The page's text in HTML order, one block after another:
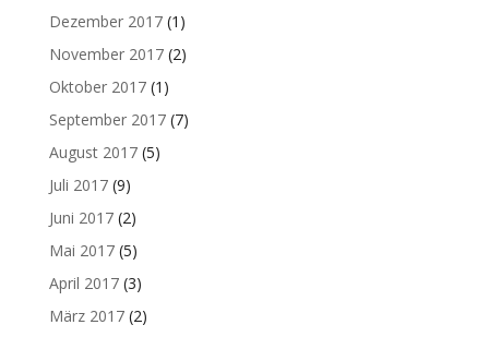
Dezember 2017(1)
November 2017(2)
Oktober 2017(1)
September 2017(7)
August 2017(5)
Juli 2017(9)
Juni 2017(2)
Mai 2017(5)
April 2017(3)
März 2017(2)